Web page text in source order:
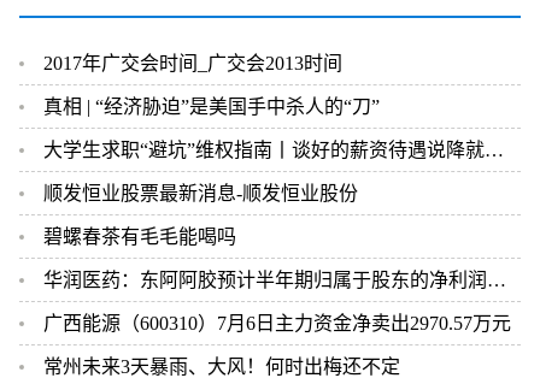
2017年广交会时间_广交会2013时间
真相 | “经济胁迫”是美国手中杀人的“刀”
大学生求职“避坑”维权指南丨谈好的薪资待遇说降就降！劳动者应如何维权？
顺发恒业股票最新消息-顺发恒业股份
碧螺春茶有毛毛能喝吗
华润医药：东阿阿胶预计半年期归属于股东的净利润同比增长约65%-78%至5.1亿-5.5亿元
广西能源（600310）7月6日主力资金净卖出2970.57万元
常州未来3天暴雨、大风！何时出梅还不定